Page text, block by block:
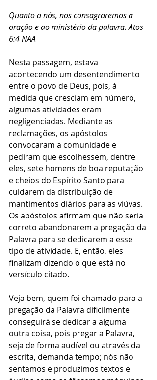
Quanto a nós, nos consagraremos à
oração e ao ministério da palavra. Atos
6:4 NAA
Nesta passagem, estava
acontecendo um desentendimento
entre o povo de Deus, pois, à
medida que cresciam em número,
algumas atividades eram
negligenciadas. Mediante as
reclamações, os apóstolos
convocaram a comunidade e
pediram que escolhessem, dentre
eles, sete homens de boa reputação
e cheios do Espírito Santo para
cuidarem da distribuição de
mantimentos diários para as viúvas.
Os apóstolos afirmam que não seria
correto abandonarem a pregação da
Palavra para se dedicarem a esse
tipo de atividade. E, então, eles
finalizam dizendo o que está no
versículo citado.
Veja bem, quem foi chamado para a
pregação da Palavra dificilmente
conseguirá se dedicar a alguma
outra coisa, pois pregar a Palavra,
seja de forma audível ou através da
escrita, demanda tempo; nós não
sentamos e produzimos textos e